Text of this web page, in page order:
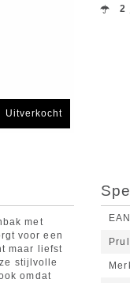
Uitverkocht
2
met
voor een
maar liefst
stijlvolle
omdat
EAN